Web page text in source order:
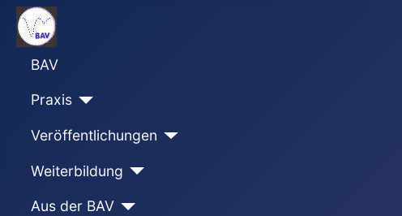
BAV
Praxis
Veröffentlichungen
Weiterbildung
Aus der BAV